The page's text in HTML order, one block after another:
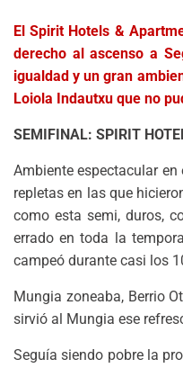
El Spirit Hotels &
derecho al ascenso a
igualdad y un gran
Loiola Indautxu que no
SEMIFINAL: SPIRIT
Ambiente espectacular
repletas en las que
como esta semi, duros,
errado en toda la
campeó durante casi los
Mungia zoneaba, Berrio
sirvió al Mungia ese
Seguía siendo pobre la